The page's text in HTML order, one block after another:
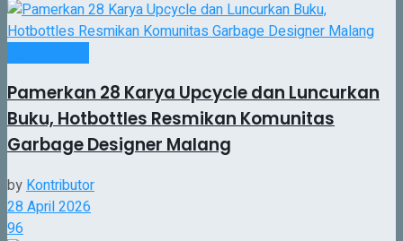
Pamerkan 28 Karya Upcycle dan Luncurkan
Buku, Hotbottles Resmikan Komunitas
Garbage Designer Malang
byKontributor
28 April 2026
96